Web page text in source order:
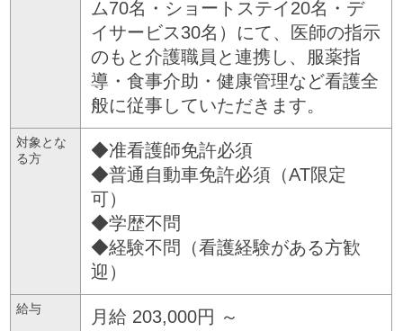
ム70名・ショートステイ20名・デ
イサービス30名）にて、医師の指示
のもと介護職員と連携し、服薬指
導・食事介助・健康管理など看護全
般に従事していただきます。
対象とな
る方
◆准看護師免許必須
◆普通自動車免許必須（AT限定
可）
◆学歴不問
◆経験不問（看護経験がある方歓
迎）
給与 月給 203,000円 ～